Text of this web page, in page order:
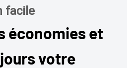
facile
économies et
votre